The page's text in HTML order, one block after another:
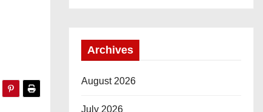
Archives
August 2026
July 2026